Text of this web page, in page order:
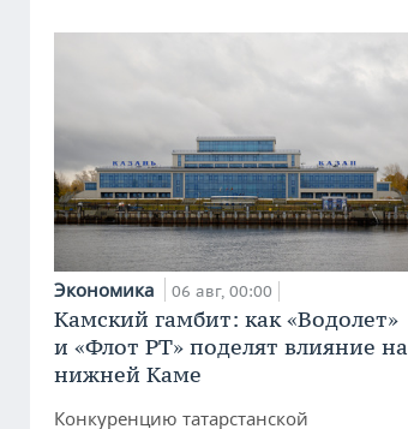
Экономика 06 авг, 00:00
Камский гамбит: как «Водолет»
и «Флот РТ» поделят влияние на
нижней Каме
Конкуренцию татарстанской